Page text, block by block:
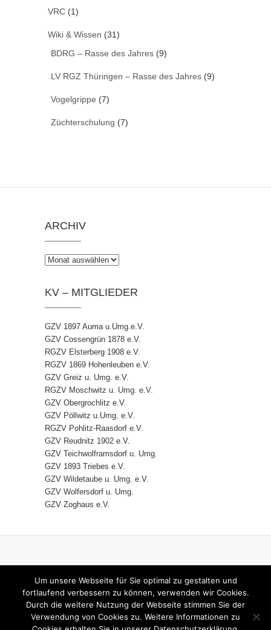
VRC (1)
Wiki & Wissen (31)
BDRG – Rasse des Jahres (9)
LV RGZ Thüringen – Rasse des Jahres (9)
Vogelgrippe (7)
Züchterschulung (7)
ARCHIV
Archiv
KV – MITGLIEDER
GZV 1897 Auma u.Umg.e.V.
GZV Cossengrün 1878 e.V.
RGZV Elsterberg 1908 e.V.
RGZV 1869 Hohenleuben e.V.
GZV Greiz u. Umg. e.V.
RGZV Moschwitz u. Umg. e.V.
GZV Obergrochlitz e.V.
GZV Pöllwitz u.Umg. e.V.
RGZV Pohlitz-Raasdorf e.V.
GZV Reudnitz 1902 e.V.
GZV Teichwolframsdorf u. Umg.
GZV 1893 Triebes e.V.
GZV Wildetaube u. Umg. e.V.
GZV Wolfersdorf u. Umg.
GZV Zoghaus e.V.
DATENSCHUTZERKLÄRUNG
KONTAKT
Um unsere Webseite für Sie optimal zu gestalten und
fortlaufend verbessern zu können, verwenden wir Cookies.
Durch die weitere Nutzung der Webseite stimmen Sie der
Verwendung von Cookies zu. Weitere Informationen zu